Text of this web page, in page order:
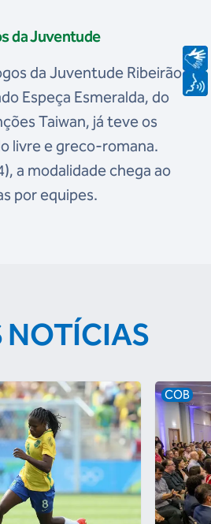
da Juventude
da Juventude Ribeirão
Espeça Esmeralda, do
Taiwan, já teve os
livre e greco-romana.
a modalidade chega ao
por equipes.
NOTÍCIAS
COB